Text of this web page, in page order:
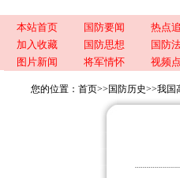
本站首页 国防要闻 热点
加入收藏
国防思想 国防
图片新闻
将军情怀 视频
您的位置： 首页>> 国防历史>>我国